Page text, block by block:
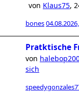
von Klaus75,
bones
Pratktische
von
sich